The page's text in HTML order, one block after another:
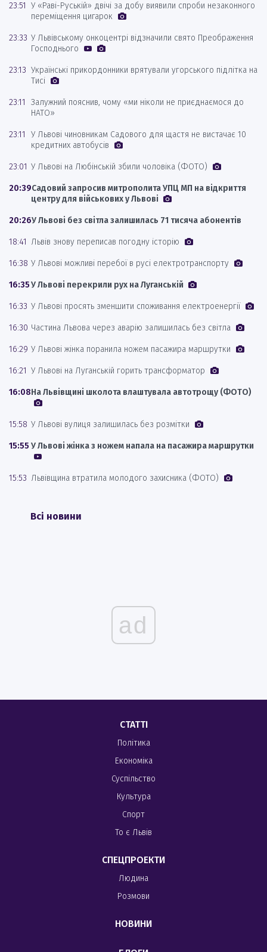
23:51 У «Раві-Руській» двічі за добу виявили спроби незаконного
переміщення цигарок
23:33 У Львівському онкоцентрі відзначили свято Преображення
Господнього
23:13 Українські прикордонники врятували угорського підлітка на
Тисі
23:11
Залужний пояснив, чому «ми ніколи не приєднаємося до
НАТО»
23:11
У Львові чиновникам Садового для щастя не вистачає 10
кредитних автобусів
23:01 У Львові на Любінській збили чоловіка (ФОТО)
20:39Садовий запросив митрополита УПЦ МП на відкриття
центру для військових у Львові
20:26У Львові без світла залишилась 71 тисяча абонентів
18:41 Львів знову переписав погодну історію
16:38 У Львові можливі перебої в русі електротранспорту
16:35У Львові перекрили рух на Луганській
16:33 У Львові просять зменшити споживання електроенергії
16:30 Частина Львова через аварію залишилась без світла
16:29 У Львові жінка поранила ножем пасажира маршрутки
16:21 У Львові на Луганській горить трансформатор
16:08На Львівщині школота влаштувала автотрощу (ФОТО)
15:58 У Львові вулиця залишилась без розмітки
15:55 У Львові жінка з ножем напала на пасажира маршрутки
15:53 Львівщина втратила молодого захисника (ФОТО)
Всі новини
ad
СТАТТІ
Політика
Економіка
Суспільство
Культура
Спорт
То є Львів
СПЕЦПРОЕКТИ
Людина
Розмови
НОВИНИ